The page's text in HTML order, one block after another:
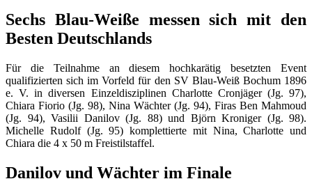
Sechs Blau-Weiße messen sich mit den
Besten Deutschlands
Für die Teilnahme an diesem hochkarätig besetzten Event
qualifizierten sich im Vorfeld für den SV Blau-Weiß Bochum 1896
e. V. in diversen Einzeldisziplinen Charlotte Cronjäger (Jg. 97),
Chiara Fiorio (Jg. 98), Nina Wächter (Jg. 94), Firas Ben Mahmoud
(Jg. 94), Vasilii Danilov (Jg. 88) und Björn Kroniger (Jg. 98).
Michelle Rudolf (Jg. 95) komplettierte mit Nina, Charlotte und
Chiara die 4 x 50 m Freistilstaffel.
Danilov und Wächter im Finale